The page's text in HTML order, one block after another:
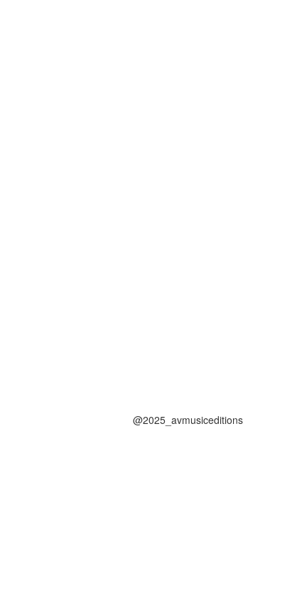
@2025_avmusiceditions